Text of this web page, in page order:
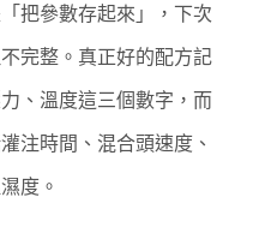
參數存起來」，下次
完整。真正好的配方記
、溫度這三個數字，而
灌注時間、混合頭速度、
度。